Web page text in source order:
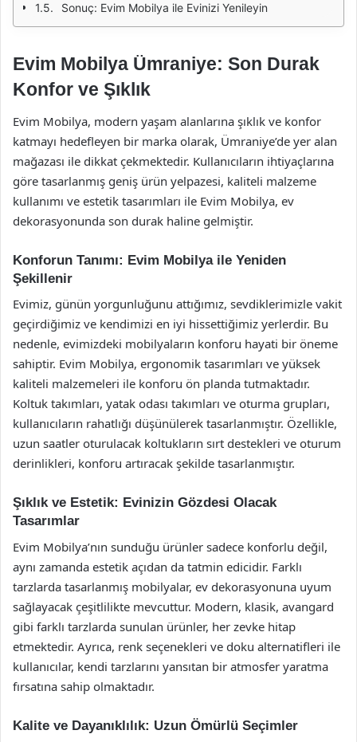
Sonuç: Evim Mobilya ile Evinizi Yenileyin
Evim Mobilya Ümraniye: Son Durak
Konfor ve Şıklık
Evim Mobilya, modern yaşam alanlarına şıklık ve konfor
katmayı hedefleyen bir marka olarak, Ümraniye’de yer alan
mağazası ile dikkat çekmektedir. Kullanıcıların ihtiyaçlarına
göre tasarlanmış geniş ürün yelpazesi, kaliteli malzeme
kullanımı ve estetik tasarımları ile Evim Mobilya, ev
dekorasyonunda son durak haline gelmiştir.
Konforun Tanımı: Evim Mobilya ile Yeniden
Şekillenir
Evimiz, günün yorgunluğunu attığımız, sevdiklerimizle vakit
geçirdiğimiz ve kendimizi en iyi hissettiğimiz yerlerdir. Bu
nedenle, evimizdeki mobilyaların konforu hayati bir öneme
sahiptir. Evim Mobilya, ergonomik tasarımları ve yüksek
kaliteli malzemeleri ile konforu ön planda tutmaktadır.
Koltuk takımları, yatak odası takımları ve oturma grupları,
kullanıcıların rahatlığı düşünülerek tasarlanmıştır. Özellikle,
uzun saatler oturulacak koltukların sırt destekleri ve oturum
derinlikleri, konforu artıracak şekilde tasarlanmıştır.
Şıklık ve Estetik: Evinizin Gözdesi Olacak
Tasarımlar
Evim Mobilya’nın sunduğu ürünler sadece konforlu değil,
aynı zamanda estetik açıdan da tatmin edicidir. Farklı
tarzlarda tasarlanmış mobilyalar, ev dekorasyonuna uyum
sağlayacak çeşitlilikte mevcuttur. Modern, klasik, avangard
gibi farklı tarzlarda sunulan ürünler, her zevke hitap
etmektedir. Ayrıca, renk seçenekleri ve doku alternatifleri ile
kullanıcılar, kendi tarzlarını yansıtan bir atmosfer yaratma
fırsatına sahip olmaktadır.
Kalite ve Dayanıklılık: Uzun Ömürlü Seçimler